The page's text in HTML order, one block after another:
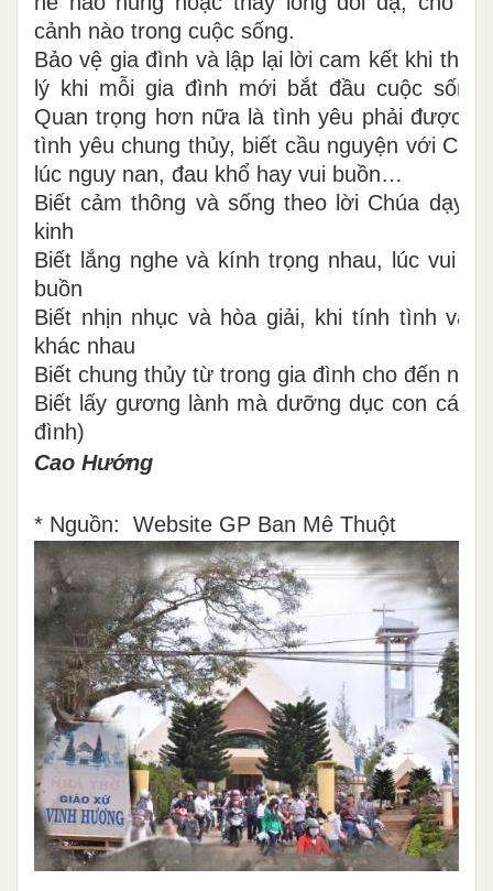
cảnh nào trong cuộc sống.
Bảo vệ gia đình và lập lại lời cam kết khi
lý khi mỗi gia đình mới bắt đầu cuộc sống
Quan trọng hơn nữa là tình yêu phải được
tình yêu chung thủy, biết cầu nguyện với
lúc nguy nan, đau khổ hay vui buồn…
Biết cảm thông và sống theo lời Chúa dạy
kinh
Biết lắng nghe và kính trọng nhau, lúc vui
buồn
Biết nhịn nhục và hòa giải, khi tính tình và
khác nhau
Biết chung thủy từ trong gia đình cho đến
Biết lấy gương lành mà dưỡng dục con
đình)
Cao Hướng
* Nguồn: Website GP Ban Mê Thuột